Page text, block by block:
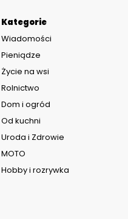
Kategorie
Wiadomości
Pieniądze
Życie na wsi
Rolnictwo
Dom i ogród
Od kuchni
Uroda i Zdrowie
MOTO
Hobby i rozrywka